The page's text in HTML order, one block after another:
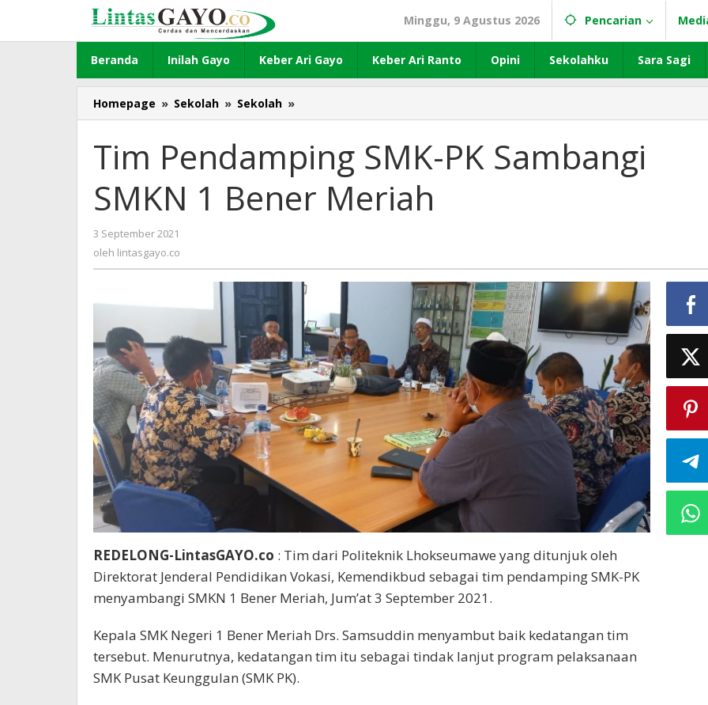
konten
Minggu, 9 Agustus 2026 Pencarian
Beranda Inilah Gayo Keber Ari Gayo Keber Ari Ranto Opini Sekolahku Sara Sagi
Homepage » Sekolah » Sekolah »
Pendamping
PK
Sambangi
SMKN
1
Tim Pendamping SMK-PK Sambangi
SMKN 1 Bener Meriah
3 September 2021
oleh lintasgayo.co
REDELONG-LintasGAYO.co : Tim dari Politeknik Lhokseumawe yang ditunjuk oleh
Direktorat Jenderal Pendidikan Vokasi, Kemendikbud sebagai tim pendamping SMK-PK
menyambangi SMKN 1 Bener Meriah, Jum’at 3 September 2021.
Kepala SMK Negeri 1 Bener Meriah Drs. Samsuddin menyambut baik kedatangan tim
tersebut. Menurutnya, kedatangan tim itu sebagai tindak lanjut program pelaksanaan
SMK Pusat Keunggulan (SMK PK).